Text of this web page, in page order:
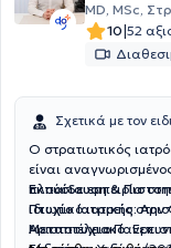
MD, MSc,
10|52
Σχετικά με τον
Ο στρατιωτικός
είναι
πλούσια εμπειρία
ιδιωτικό ιατρείο
Αριστοτέλειο
Εκπαίδευση &
Πτυχίο Ιατρικής:
Μεταπτυχιακό: